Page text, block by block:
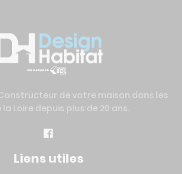
de votre maison dans les
la Loire depuis plus de 20 ans.
Liens utiles